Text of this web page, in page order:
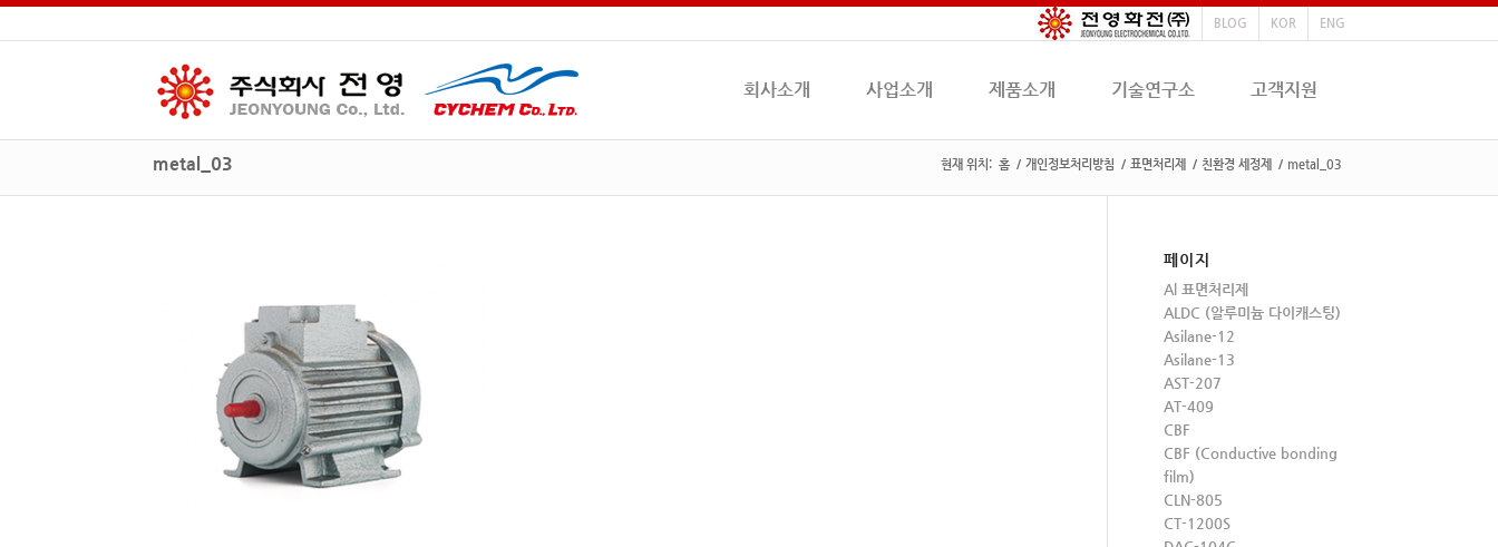
BLOG KOR ENG
회사소개 사업소개 제품소개 기술연구소 고객지원
metal_03 현재 위치: 홈 / 개인정보처리방침 / 표면처리제 / 친환경 세정제 / metal_03
페이지
Al 표면처리제
ALDC (알루미늄 다이캐스팅)
Asilane-12
Asilane-13
AST-207
AT-409
CBF
CBF (Conductive bonding
film)
CLN-805
CT-1200S